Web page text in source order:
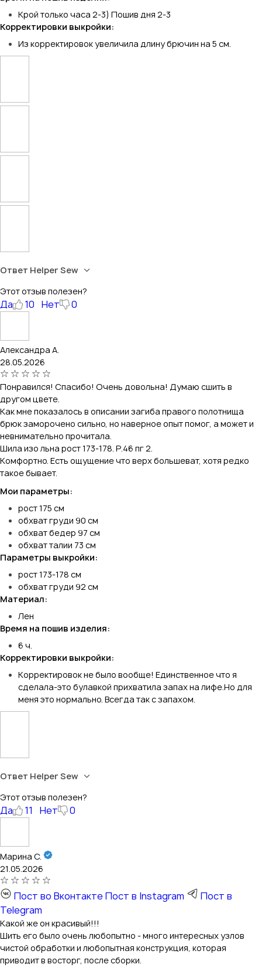
Крой только часа 2-3) Пошив дня 2-3
Корректировки выкройки:
Из корректировок увеличила длину брючин на 5 см.
Ответ Helper Sew
Этот отзыв полезен?
Да 10 Нет 0
Александра А.
28.05.2026
Понравился! Спасибо! Очень довольна! Думаю сшить в
другом цвете.
Как мне показалось в описании загиба правого полотнища
брюк заморочено сильно, но наверное опыт помог, а может и
невнимательно прочитала.
Шила изо льна рост 173-178. Р.46 пг 2.
Комфортно. Есть ощущение что верх большеват, хотя редко
такое бывает.
Мои параметры:
рост 175 см
обхват груди 90 см
обхват бедер 97 см
обхват талии 73 см
Параметры выкройки:
рост 173-178 см
обхват груди 92 см
Материал:
Лен
Время на пошив изделия:
6 ч.
Корректировки выкройки:
Корректировок не было вообще! Единственное что я
сделала-это булавкой прихватила запах на лифе.Но для
меня это нормально. Всегда так с запахом.
Ответ Helper Sew
Этот отзыв полезен?
Да 11 Нет 0
Марина С.
21.05.2026
Пост во ВконтактеПост в Instagram
Пост в
Telegram
Какой же он красивый!!!
Шить его было очень любопытно - много интересных узлов
чистой обработки и любопытная конструкция, которая
приводит в восторг, после сборки.